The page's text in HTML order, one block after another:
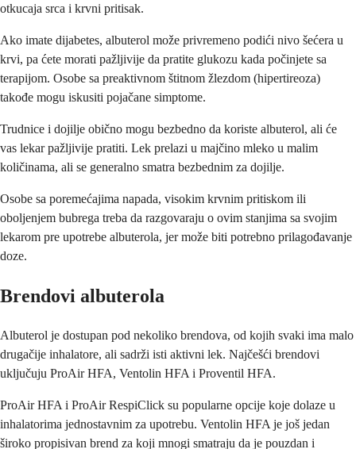
otkucaja srca i krvni pritisak.
Ako imate dijabetes, albuterol može privremeno podići nivo šećera u
krvi, pa ćete morati pažljivije da pratite glukozu kada počinjete sa
terapijom. Osobe sa preaktivnom štitnom žlezdom (hipertireoza)
takođe mogu iskusiti pojačane simptome.
Trudnice i dojilje obično mogu bezbedno da koriste albuterol, ali će
vas lekar pažljivije pratiti. Lek prelazi u majčino mleko u malim
količinama, ali se generalno smatra bezbednim za dojilje.
Osobe sa poremećajima napada, visokim krvnim pritiskom ili
oboljenjem bubrega treba da razgovaraju o ovim stanjima sa svojim
lekarom pre upotrebe albuterola, jer može biti potrebno prilagođavanje
doze.
Brendovi albuterola
Albuterol je dostupan pod nekoliko brendova, od kojih svaki ima malo
drugačije inhalatore, ali sadrži isti aktivni lek. Najčešći brendovi
uključuju ProAir HFA, Ventolin HFA i Proventil HFA.
ProAir HFA i ProAir RespiClick su popularne opcije koje dolaze u
inhalatorima jednostavnim za upotrebu. Ventolin HFA je još jedan
široko propisivan brend za koji mnogi smatraju da je pouzdan i